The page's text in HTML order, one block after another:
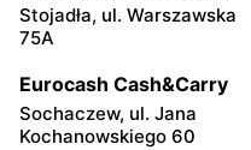
Stojadła, ul. Warszawska
75A
Eurocash Cash&Carry
Sochaczew, ul. Jana
Kochanowskiego 60